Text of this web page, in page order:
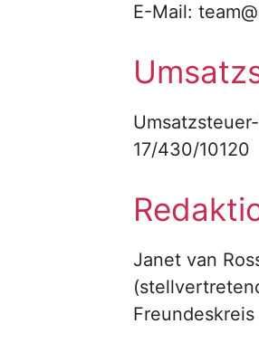
E-Mail:
17/430/10120
Janet van